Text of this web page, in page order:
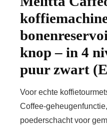
knop – in 4
puur zwart
Voor echte
Coffee-
poederschacht voor